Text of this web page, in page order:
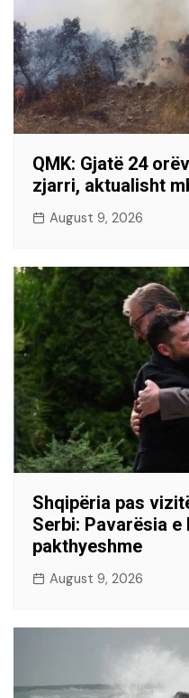
QMK: Gjatë 24
zjarri, aktualisht
August 9, 2026
Shqipëria pas
Serbi: Pavarësia
pakthyeshme
August 9, 2026